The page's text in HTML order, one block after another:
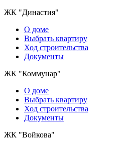
ЖК "Династия"
О доме
Выбрать квартиру
Ход строительства
Документы
ЖК "Коммунар"
О домe
Выбрать квартиру
Ход строительства
Документы
ЖК "Войкова"